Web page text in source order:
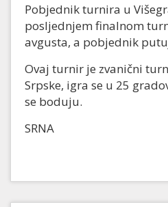
Pobjednik turnira u
posljednjem finalnom
avgusta, a pobjednik
Ovaj turnir je zvanični
Srpske, igra se u 25
se boduju.
SRNA